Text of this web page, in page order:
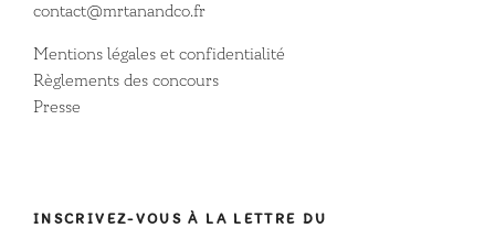
contact@mrtanandco.fr
Mentions légales et confidentialité
Règlements des concours
Presse
INSCRIVEZ-VOUS À LA LETTRE DU